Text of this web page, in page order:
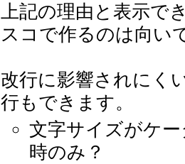
上記の理由と表示で
スコで作るのは向い
改行に影響されにく
行もできます。
文字サイズがケ
時のみ？